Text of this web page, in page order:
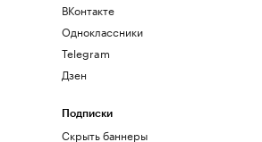
ВКонтакте
Одноклассники
Telegram
Дзен
Подписки
Скрыть баннеры